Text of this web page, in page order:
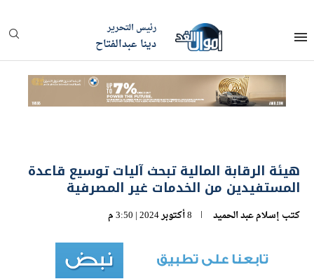
رئيس التحرير
دينا عبدالفتاح
هيئة الرقابة المالية تبحث آليات توسيع قاعدة
المستفيدين من الخدمات غير المصرفية
كتب إسلام عبد الحميد 8 أكتوبر 2024 | 3:50 م